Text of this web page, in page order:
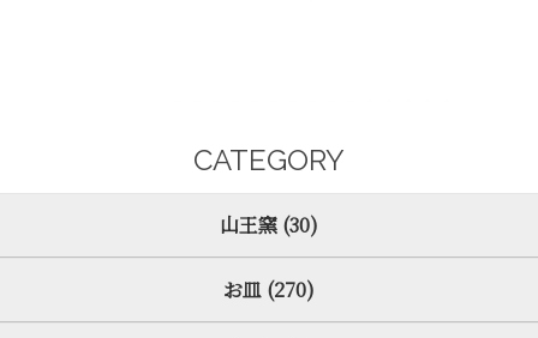
CATEGORY
山王窯 (30)
お皿 (270)